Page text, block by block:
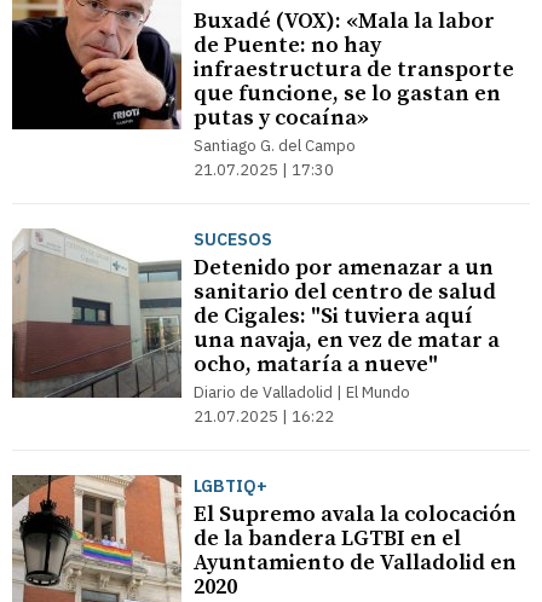
Buxadé (VOX): «Mala la labor
de Puente: no hay
infraestructura de transporte
que funcione, se lo gastan en
putas y cocaína»
Santiago G. del Campo
21.07.2025 | 17:30
SUCESOS
Detenido por amenazar a un
sanitario del centro de salud
de Cigales: "Si tuviera aquí
una navaja, en vez de matar a
ocho, mataría a nueve"
Diario de Valladolid | El Mundo
21.07.2025 | 16:22
LGBTIQ+
El Supremo avala la colocación
de la bandera LGTBI en el
Ayuntamiento de Valladolid en
2020